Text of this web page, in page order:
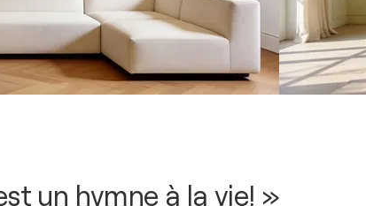
un hymne à la vie! »